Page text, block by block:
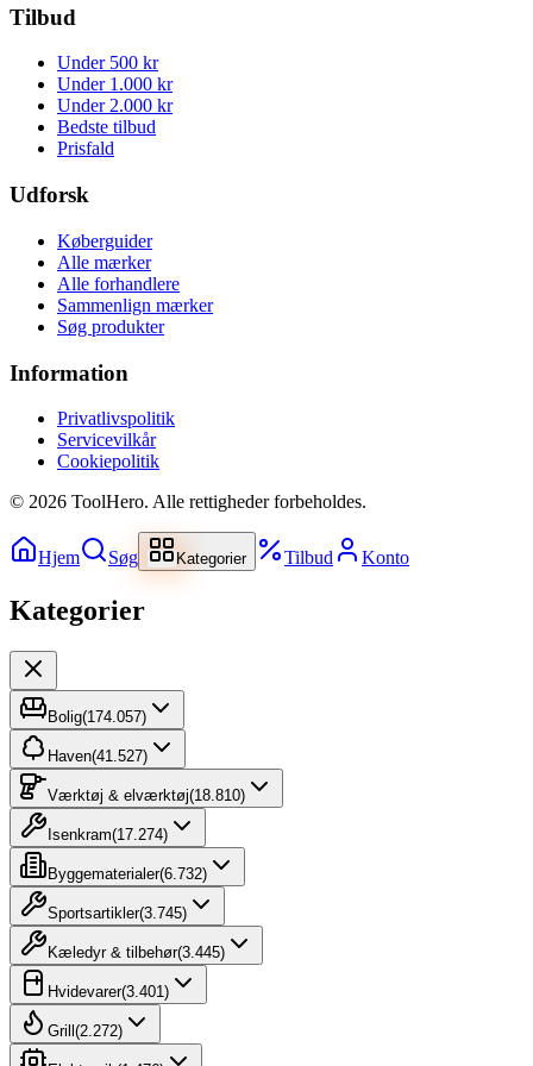
Tilbud
Under 500 kr
Under 1.000 kr
Under 2.000 kr
Bedste tilbud
Prisfald
Udforsk
Køberguider
Alle mærker
Alle forhandlere
Sammenlign mærker
Søg produkter
Information
Privatlivspolitik
Servicevilkår
Cookiepolitik
© 2026 ToolHero. Alle rettigheder forbeholdes.
Hjem Søg Kategorier Tilbud Konto
Kategorier
Bolig(174.057)
Haven(41.527)
Værktøj & elværktøj(18.810)
Isenkram(17.274)
Byggematerialer(6.732)
Sportsartikler(3.745)
Kæledyr & tilbehør(3.445)
Hvidevarer(3.401)
Grill (2.272)